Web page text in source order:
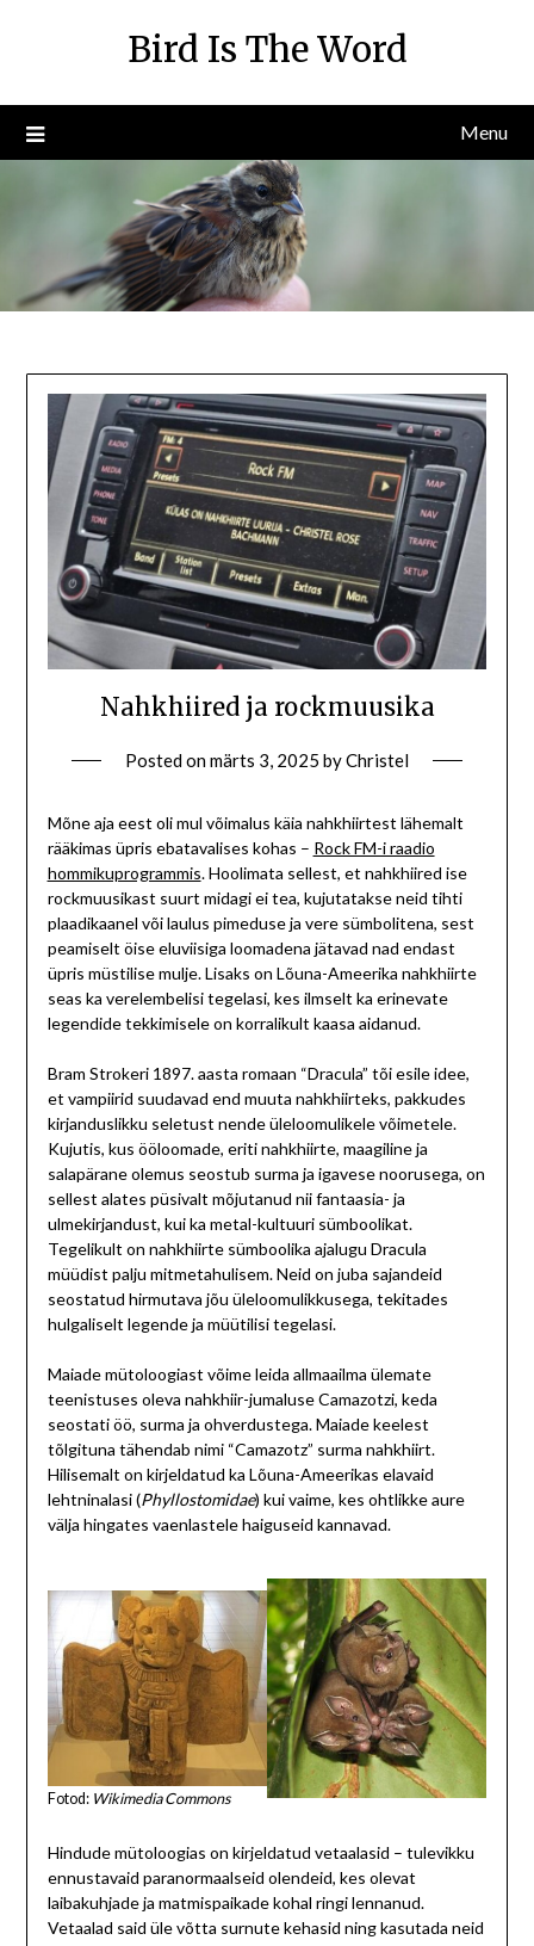
Bird Is The Word
Menu
Nahkhiired ja rockmuusika
Posted onmärts 3, 2025 byChristel
Mõne aja eest oli mul võimalus käia nahkhiirtest lähemalt
rääkimas üpris ebatavalises kohas – Rock FM-i raadio
hommikuprogrammis. Hoolimata sellest, et nahkhiired ise
rockmuusikast suurt midagi ei tea, kujutatakse neid tihti
plaadikaanel või laulus pimeduse ja vere sümbolitena, sest
peamiselt öise eluviisiga loomadena jätavad nad endast
üpris müstilise mulje. Lisaks on Lõuna-Ameerika nahkhiirte
seas ka verelembelisi tegelasi, kes ilmselt ka erinevate
legendide tekkimisele on korralikult kaasa aidanud.
Bram Strokeri 1897. aasta romaan “Dracula” tõi esile idee,
et vampiirid suudavad end muuta nahkhiirteks, pakkudes
kirjanduslikku seletust nende üleloomulikele võimetele.
Kujutis, kus ööloomade, eriti nahkhiirte, maagiline ja
salapärane olemus seostub surma ja igavese noorusega, on
sellest alates püsivalt mõjutanud nii fantaasia- ja
ulmekirjandust, kui ka metal-kultuuri sümboolikat.
Tegelikult on nahkhiirte sümboolika ajalugu Dracula
müüdist palju mitmetahulisem. Neid on juba sajandeid
seostatud hirmutava jõu üleloomulikkusega, tekitades
hulgaliselt legende ja müütilisi tegelasi.
Maiade mütoloogiast võime leida allmaailma ülemate
teenistuses oleva nahkhiir-jumaluse Camazotzi, keda
seostati öö, surma ja ohverdustega. Maiade keelest
tõlgituna tähendab nimi “Camazotz” surma nahkhiirt.
Hilisemalt on kirjeldatud ka Lõuna-Ameerikas elavaid
lehtninalasi (Phyllostomidae) kui vaime, kes ohtlikke aure
välja hingates vaenlastele haiguseid kannavad.
Fotod: Wikimedia Commons
Hindude mütoloogias on kirjeldatud vetaalasid – tulevikku
ennustavaid paranormaalseid olendeid, kes olevat
laibakuhjade ja matmispaikade kohal ringi lennanud.
Vetaalad said üle võtta surnute kehasid ning kasutada neid